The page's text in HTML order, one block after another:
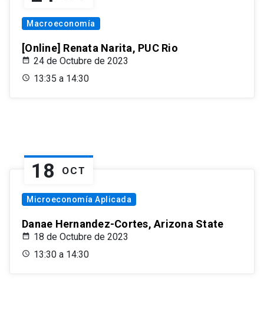
Macroeconomía
[Online] Renata Narita, PUC Rio
24 de Octubre de 2023
13:35 a 14:30
18 OCT
Microeconomía Aplicada
Danae Hernandez-Cortes, Arizona State
18 de Octubre de 2023
13:30 a 14:30